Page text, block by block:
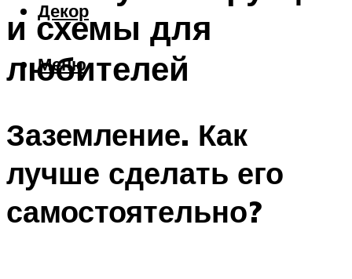
Декор
Меню
и схемы для
любителей
Заземление. Как
лучше сделать его
самостоятельно?